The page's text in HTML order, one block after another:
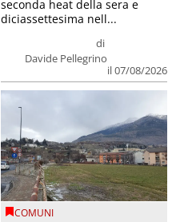
di
Davide Pellegrino
il 07/08/2026
seconda heat della sera e
diciassettesima nell...
COMUNI